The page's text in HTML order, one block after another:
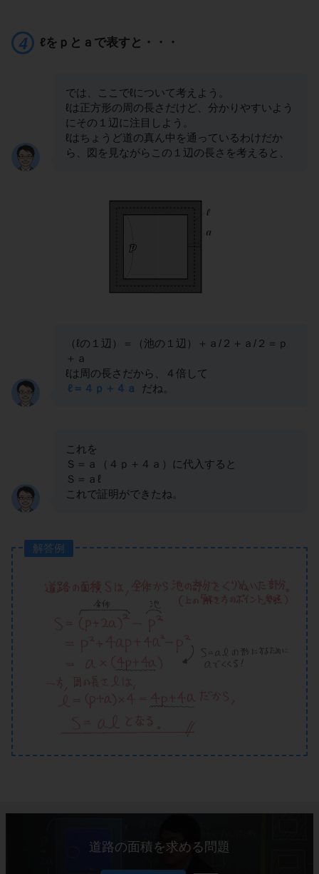
ℓをｐとａで表すと・・・
では、ここでℓについて考えよう。
ℓは正方形の周の長さだけど、分かりやすいよう
にその１辺に注目しよう。
ℓはちょうど道の真ん中を通っているわけだか
ら、図を見ながらこの１辺の長さを考えると、
（ℓの１辺）＝（池の１辺）＋ａ/２＋ａ/２＝ｐ
＋ａ
ℓは周の長さだから、４倍して
ℓ＝４ｐ＋４ａ
だね。
これを
Ｓ＝ａ（４ｐ＋４ａ）に代入すると
Ｓ＝ａℓ
これで証明ができたね。
解答例
道路の面積を求める問題